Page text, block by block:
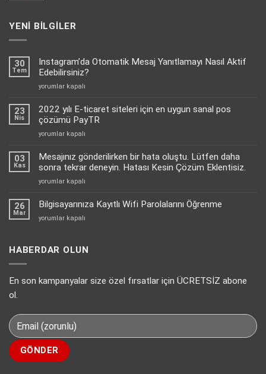
YENI BILGILER
30
Tem
Instagram’da Otomatik Mesaj Yanıtlamayı Nasıl Aktif
Edebilirsiniz?
Instagram’da
Mesaj
Yanıtlamayı
Nasıl
Aktif
için
yorumlar kapalı
23
Nis
2022 yılı E-ticaret siteleri için en uygun sanal pos
çözümü PayTR
2022
E-
için
uygun
pos
için
yorumlar kapalı
03
Kas
Mesajınız gönderilirken bir hata oluştu. Lütfen daha
sonra tekrar deneyin. Hatası Kesin Çözüm Eklentisiz.
Mesajınız
bir
hata
oluştu.
sonra
Hatası
için
yorumlar kapalı
26
Mar
Bilgisayarınıza Kayıtlı Wifi Parolalarını Öğrenme
Bilgisayarınıza
Parolalarını
yorumlar kapalı
HABERDAR OLUN
En son kampanyalar size özel fırsatlar için ÜCRETSİZ abone
ol.